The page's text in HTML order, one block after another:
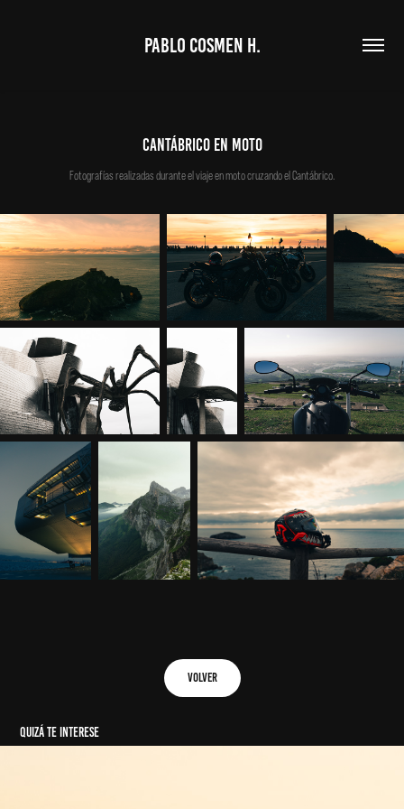
PABLO COSMEN H.
cantábrico en moto
Fotografías realizadas durante el viaje en moto cruzando el Cantábrico.
volver
Quizá te interese